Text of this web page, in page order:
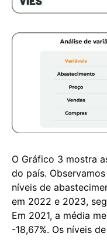
O Gráfico 3 mostra
do país.
níveis de
em 2022 e 2023,
Em 2021, a média
-18,67%. Os níveis